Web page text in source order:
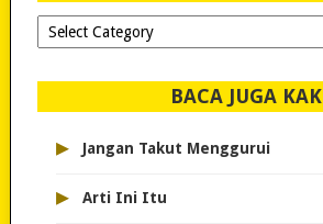
Dipilih-
dipilih..
BACA JUGA KAK
▸ Jangan Takut Menggurui
▸ Arti Ini Itu